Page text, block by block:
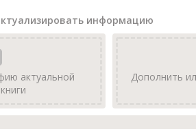
информацию
актуальной
Дополнить